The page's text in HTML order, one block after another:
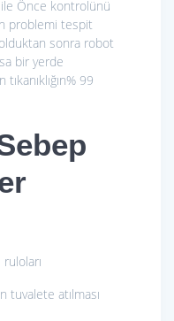
ile Önce kontrolünü
problemi tespit
sonra robot
bir yerde
99
tuvalete atılması